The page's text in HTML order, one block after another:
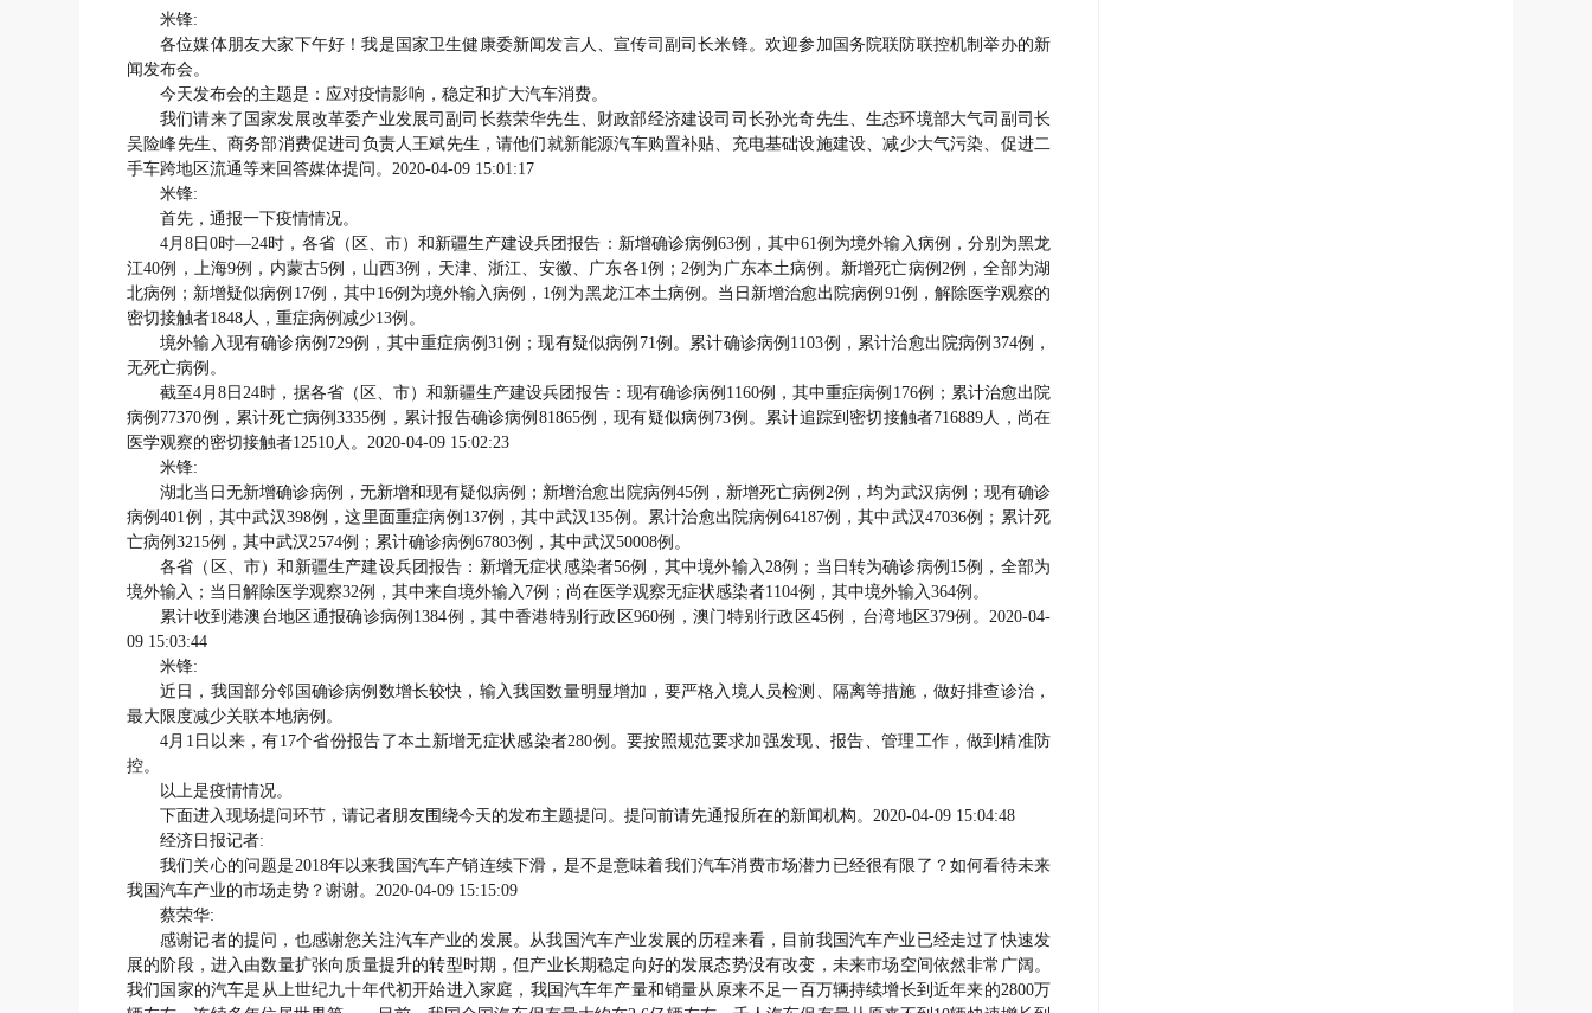
米锋:
各位媒体朋友大家下午好！我是国家卫生健康委新闻发言人、宣传司副司长米锋。欢迎参加国务院联防联控机制举办的新
闻发布会。
今天发布会的主题是：应对疫情影响，稳定和扩大汽车消费。
我们请来了国家发展改革委产业发展司副司长蔡荣华先生、财政部经济建设司司长孙光奇先生、生态环境部大气司副司长
吴险峰先生、商务部消费促进司负责人王斌先生，请他们就新能源汽车购置补贴、充电基础设施建设、减少大气污染、促进二
手车跨地区流通等来回答媒体提问。2020-04-09 15:01:17
米锋:
首先，通报一下疫情情况。
4月8日0时—24时，各省（区、市）和新疆生产建设兵团报告：新增确诊病例63例，其中61例为境外输入病例，分别为黑龙
江40例，上海9例，内蒙古5例，山西3例，天津、浙江、安徽、广东各1例；2例为广东本土病例。新增死亡病例2例，全部为湖
北病例；新增疑似病例17例，其中16例为境外输入病例，1例为黑龙江本土病例。当日新增治愈出院病例91例，解除医学观察的
密切接触者1848人，重症病例减少13例。
境外输入现有确诊病例729例，其中重症病例31例；现有疑似病例71例。累计确诊病例1103例，累计治愈出院病例374例，
无死亡病例。
截至4月8日24时，据各省（区、市）和新疆生产建设兵团报告：现有确诊病例1160例，其中重症病例176例；累计治愈出院
病例77370例，累计死亡病例3335例，累计报告确诊病例81865例，现有疑似病例73例。累计追踪到密切接触者716889人，尚在
医学观察的密切接触者12510人。2020-04-09 15:02:23
米锋:
湖北当日无新增确诊病例，无新增和现有疑似病例；新增治愈出院病例45例，新增死亡病例2例，均为武汉病例；现有确诊
病例401例，其中武汉398例，这里面重症病例137例，其中武汉135例。累计治愈出院病例64187例，其中武汉47036例；累计死
亡病例3215例，其中武汉2574例；累计确诊病例67803例，其中武汉50008例。
各省（区、市）和新疆生产建设兵团报告：新增无症状感染者56例，其中境外输入28例；当日转为确诊病例15例，全部为
境外输入；当日解除医学观察32例，其中来自境外输入7例；尚在医学观察无症状感染者1104例，其中境外输入364例。
累计收到港澳台地区通报确诊病例1384例，其中香港特别行政区960例，澳门特别行政区45例，台湾地区379例。2020-04-
09 15:03:44
米锋:
近日，我国部分邻国确诊病例数增长较快，输入我国数量明显增加，要严格入境人员检测、隔离等措施，做好排查诊治，
最大限度减少关联本地病例。
4月1日以来，有17个省份报告了本土新增无症状感染者280例。要按照规范要求加强发现、报告、管理工作，做到精准防
控。
以上是疫情情况。
下面进入现场提问环节，请记者朋友围绕今天的发布主题提问。提问前请先通报所在的新闻机构。2020-04-09 15:04:48
经济日报记者:
我们关心的问题是2018年以来我国汽车产销连续下滑，是不是意味着我们汽车消费市场潜力已经很有限了？如何看待未来
我国汽车产业的市场走势？谢谢。2020-04-09 15:15:09
蔡荣华:
感谢记者的提问，也感谢您关注汽车产业的发展。从我国汽车产业发展的历程来看，目前我国汽车产业已经走过了快速发
展的阶段，进入由数量扩张向质量提升的转型时期，但产业长期稳定向好的发展态势没有改变，未来市场空间依然非常广阔。
我们国家的汽车是从上世纪九十年代初开始进入家庭，我国汽车年产量和销量从原来不足一百万辆持续增长到近年来的2800万